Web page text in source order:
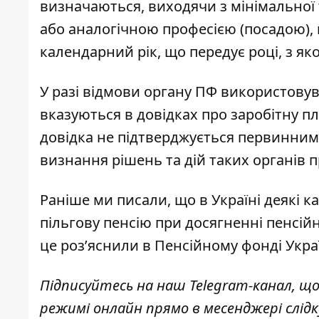
визначаються, виходячи з
або аналогічною професією
календарний рік, що передує році, з
У разі відмови органу ПФ
вказуються в довідках про заробітну
довідка не підтверджується
визнання рішень та дій таких
Раніше ми писали, що в Україні деякі
пільгову пенсію при досягненні
це роз’яснили в Пенсійному фонді
Підписуйтесь на наш Telegram-канал,
режимі онлайн прямо в месенджері